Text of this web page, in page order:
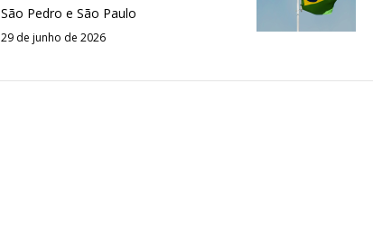
São Pedro e São Paulo
29 de junho de 2026